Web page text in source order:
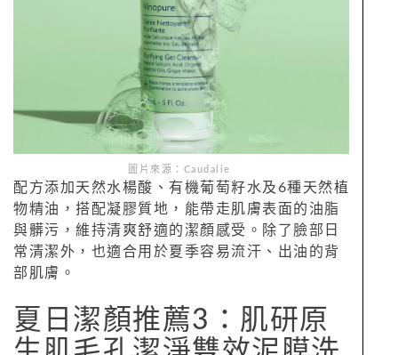
圖片來源：Caudalie
配方添加天然水楊酸、有機葡萄籽水及6種天然植
物精油，搭配凝膠質地，能帶走肌膚表面的油脂
與髒污，維持清爽舒適的潔顏感受。除了臉部日
常清潔外，也適合用於夏季容易流汗、出油的背
部肌膚。
夏日潔顏推薦3：肌研原